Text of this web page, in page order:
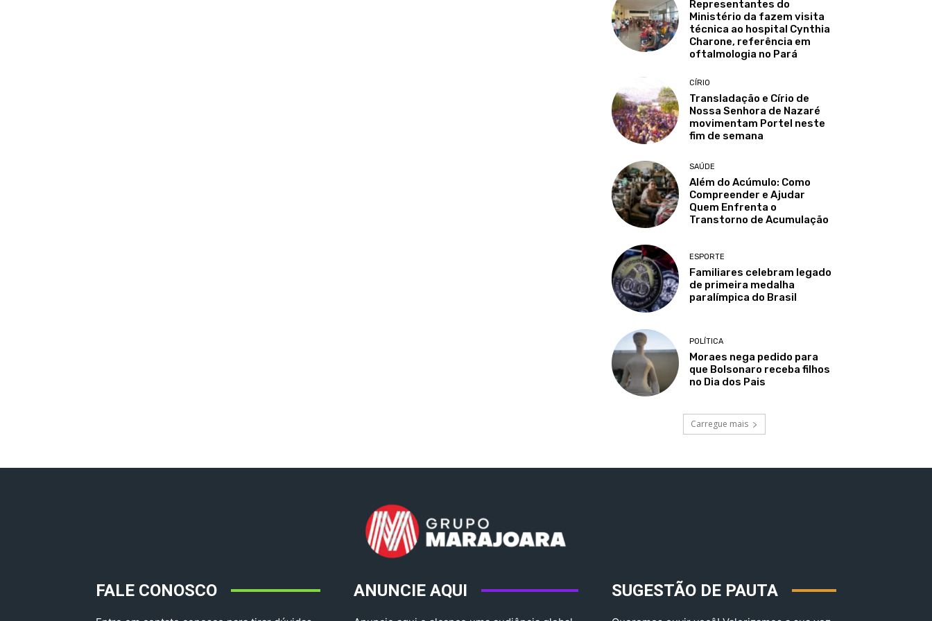
Representantes do
Ministério da fazem visita
técnica ao hospital Cynthia
Charone, referência em
oftalmologia no Pará
CÍRIO
Transladação e Círio de
Nossa Senhora de Nazaré
movimentam Portel neste
fim de semana
SAÚDE
Além do Acúmulo: Como
Compreender e Ajudar
Quem Enfrenta o
Transtorno de Acumulação
ESPORTE
Familiares celebram legado
de primeira medalha
paralímpica do Brasil
POLÍTICA
Moraes nega pedido para
que Bolsonaro receba filhos
no Dia dos Pais
Carregue mais
FALE CONOSCO ANUNCIE AQUI SUGESTÃO DE PAUTA